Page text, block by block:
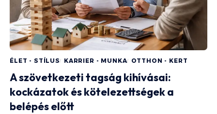
ÉLET - STÍLUS KARRIER - MUNKA OTTHON - KERT
A szövetkezeti tagság kihívásai:
kockázatok és kötelezettségek a
belépés előtt